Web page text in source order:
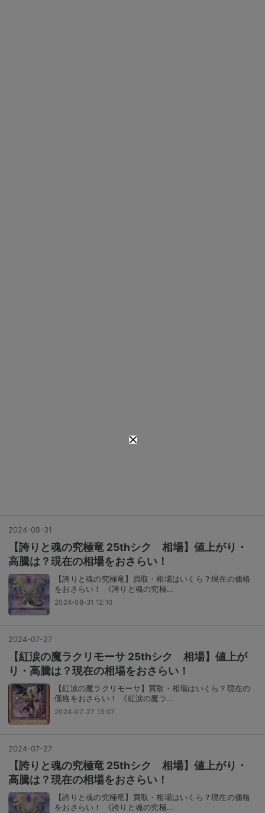
2024-08-31
【誇りと魂の究極竜 25thシク 相場】値上がり・
高騰は？現在の相場をおさらい！
【誇りと魂の究極竜】買取・相場はいくら？現在の価格
をおさらい！ 《誇りと魂の究極…
2024-08-31 12:10
2024-07-27
【紅涙の魔ラクリモーサ 25thシク 相場】値上が
り・高騰は？現在の相場をおさらい！
【紅涙の魔ラクリモーサ】買取・相場はいくら？現在の
価格をおさらい！ 《紅涙の魔ラ…
2024-07-27 13:07
2024-07-27
【誇りと魂の究極竜 25thシク 相場】値上がり・
高騰は？現在の相場をおさらい！
【誇りと魂の究極竜】買取・相場はいくら？現在の価格
をおさらい！ 《誇りと魂の究極…